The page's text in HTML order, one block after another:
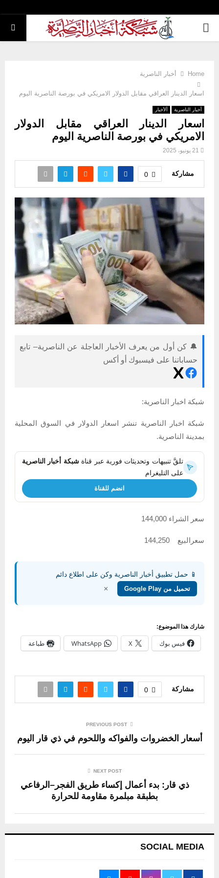
PRIMARY
Home أخبار الناصرية
اسعار الدينار العراقي مقابل الدولار الامريكي في بورصة الناصرية اليوم
أخبار الناصرية ألأخبار
اسعار الدينار العراقي مقابل الدولار
الامريكي في بورصة الناصرية اليوم
21 يونيو، 2025
مشاركة 0
🔔 كن أول من يعرف الأخبار العاجلة عن الناصرية– تابع
حساباتنا على فيسبوك أو أكس
شبكة اخبار الناصرية:
شبكة اخبار الناصرية تنشر اسعار الدولار في السوق المحلية
بمدينة الناصرية.
تلقَّ تنبيهات وتحديثات فورية عبر قناةشبكة أخبار الناصرية
على التليغرام
انضم للقناة
سعر الشراء 144,000
سعرالبيع 144,250
📱 حمل تطبيق أخبار الناصرية وكن على اطلاع دائم
تحميل من Google Play ×
شارك هذا الموضوع:
فيس بوك X
WhatsApp طباعة
مشاركة 0
PREVIOUS POST
أسعار الخضروات والفواكه واللحوم في ذي قار اليوم
NEXT POST
ذي قار: بدء أعمال إكساء طريق الفجر–الرفاعي
بطبقة مبلمرة مقاومة للحرارة
SOCIAL MEDIA